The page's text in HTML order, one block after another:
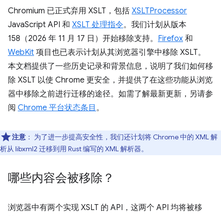
Chromium 已正式弃用 XSLT，包括 XSLTProcessor
JavaScript API 和 XSLT 处理指令。我们计划从版本
158（2026 年 11 月 17 日）开始移除支持。 Firefox 和
WebKit 项目也已表示计划从其浏览器引擎中移除 XSLT。
本文档提供了一些历史记录和背景信息，说明了我们如何移
除 XSLT 以使 Chrome 更安全，并提供了在这些功能从浏览
器中移除之前进行迁移的途径。如需了解最新更新，另请参
阅 Chrome 平台状态条目 。
注意 ： 为了进一步提高安全性，我们还计划将 Chrome 中的 XML 解
析从 libxml2 迁移到用 Rust 编写的 XML 解析器。
哪些内容会被移除？
浏览器中有两个实现 XSLT 的 API，这两个 API 均将被移